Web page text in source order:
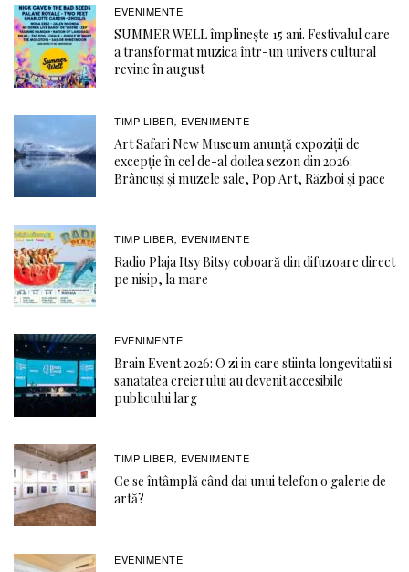
EVENIMENTE
SUMMER WELL împlinește 15 ani. Festivalul care
a transformat muzica într-un univers cultural
revine în august
TIMP LIBER , EVENIMENTE
Art Safari New Museum anunță expoziții de
excepție în cel de-al doilea sezon din 2026:
Brâncuși și muzele sale, Pop Art, Război și pace
TIMP LIBER, EVENIMENTE
Radio Plaja Itsy Bitsy coboară din difuzoare direct
pe nisip, la mare
EVENIMENTE
Brain Event 2026: O zi in care stiinta longevitatii si
sanatatea creierului au devenit accesibile
publicului larg
TIMP LIBER, EVENIMENTE
Ce se întâmplă când dai unui telefon o galerie de
artă?
EVENIMENTE